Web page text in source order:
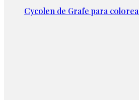
Cycolen de Grafe para